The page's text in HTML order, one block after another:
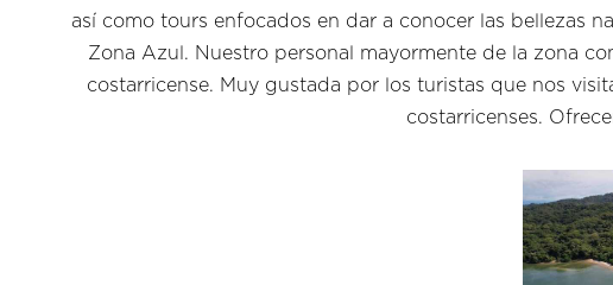
así como tours enfocados en dar a conocer las bellezas
Zona Azul. Nuestro personal mayormente de la zona
costarricense. Muy gustada por los turistas que nos
costarricenses.